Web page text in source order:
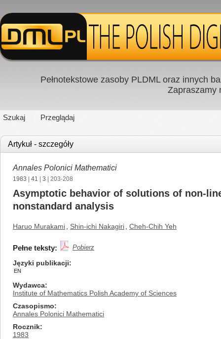
Pełnotekstowe zasoby PLDML oraz innych
Zapraszamy
Szukaj Przeglądaj
Artykuł - szczegóły
Annales Polonici Mathematici
1983 41 3 | 203-208
Asymptotic behavior of solutions of non-
nonstandard analysis
Haruo Murakami Shin-ichi Nakagiri Cheh-Chih Yeh
Pełne teksty: Pobierz
Języki publikacji
EN
Wydawca
Institute of Mathematics Polish Academy of Sciences
Czasopismo
Annales Polonici Mathematici
Rocznik
1983